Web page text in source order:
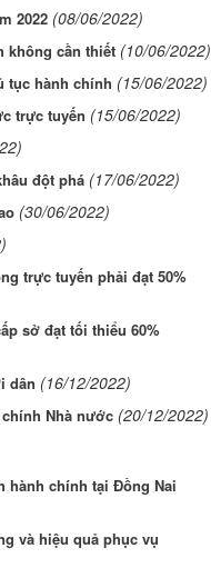
2022 (08/06/2022)
không cần thiết (10/06/2022)
tục hành chính (15/06/2022)
trực tuyến (15/06/2022)
đột phá (17/06/2022)
(30/06/2022)
trực tuyến phải đạt 50%
sở đạt tối thiểu 60%
dân (16/12/2022)
Nhà nước (20/12/2022)
hành chính tại Đồng Nai
và hiệu quả phục vụ